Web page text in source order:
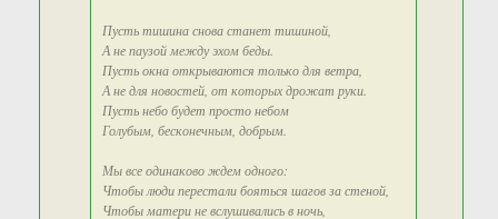
Пусть тишина снова станет тишиной,
А не паузой между эхом беды.
Пусть окна открываются только для ветра,
А не для новостей, от которых дрожат руки.
Пусть небо будет просто небом
Голубым, бесконечным, добрым.
Мы все одинаково ждем одного:
Чтобы люди перестали бояться шагов за стеной,
Чтобы матери не вслушивались в ночь,